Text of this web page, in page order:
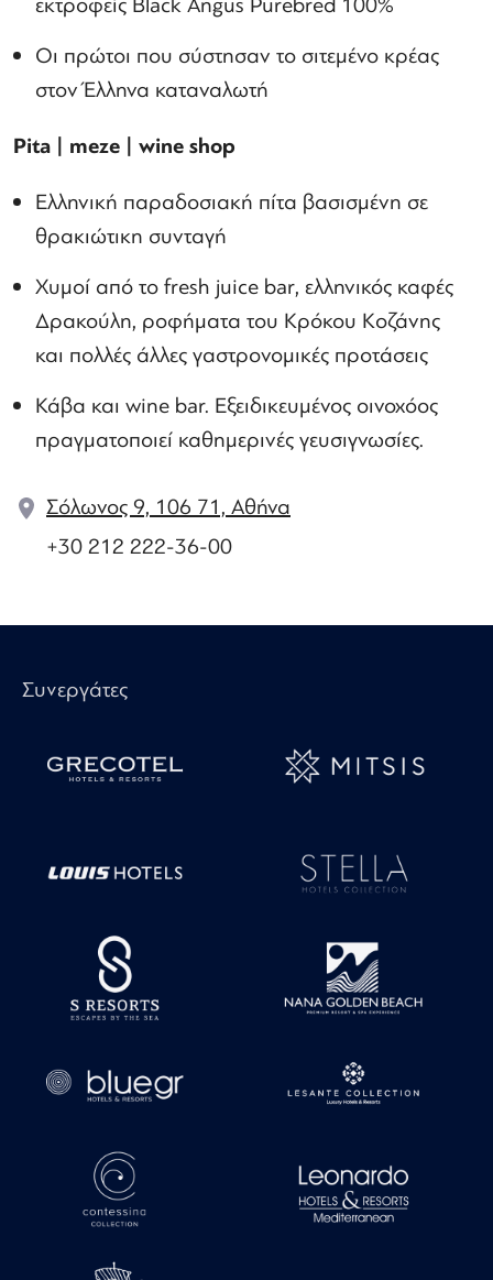
Oι πρώτοι που σύστησαν το σιτεμένο κρέας
στον Έλληνα καταναλωτή
Pita | meze | wine shop
Ελληνική παραδοσιακή πίτα βασισμένη σε
θρακιώτικη συνταγή
Χυμοί από το fresh juice bar, ελληνικός καφές
Δρακούλη, ροφήματα του Κρόκου Κοζάνης
και πολλές άλλες γαστρονομικές προτάσεις
Κάβα και wine bar. Εξειδικευμένος οινοχόος
πραγματοποιεί καθημερινές γευσιγνωσίες.
Σόλωνος 9, 106 71, Αθήνα
+30 212 222-36-00
Συνεργάτες